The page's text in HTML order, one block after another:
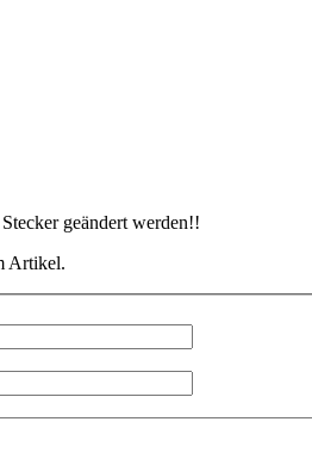
geändert werden!!
Artikel.